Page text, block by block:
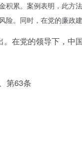
累。案例表明，此方法
。同时，在党的廉政
在党的领导下，中
第63条